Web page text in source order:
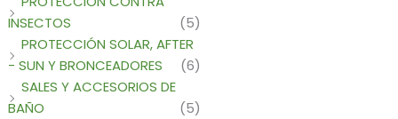
INSECTOS
(5)
PROTECCIÓN SOLAR, AFTER
- SUN Y BRONCEADORES
(6)
SALES Y ACCESORIOS DE
BAÑO
(5)